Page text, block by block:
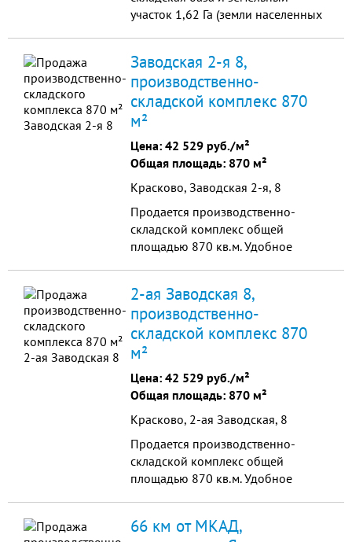
участок 1,62 Га (земли населенных
производственно-складской
базы).На участке 1 холодный цех
300 кв.м. и модульный
административно-бытовой корпус
Заводская 2-я 8,
производственно-
складской комплекс 870
м²
Цена: 42 529 руб./м²
Общая площадь: 870 м²
Красково, Заводская 2-я, 8
Продается производственно-
складской комплекс общей
площадью 870 кв.м. Удобное
Егорьевского шоссе. Огороженный
Земел...
2-ая Заводская 8,
производственно-
складской комплекс 870
м²
Цена: 42 529 руб./м²
Общая площадь: 870 м²
Красково, 2-ая Заводская, 8
Продается производственно-
складской комплекс общей
площадью 870 кв.м. Удобное
Егорьевского шоссе. Огороженный
66 км от МКАД,